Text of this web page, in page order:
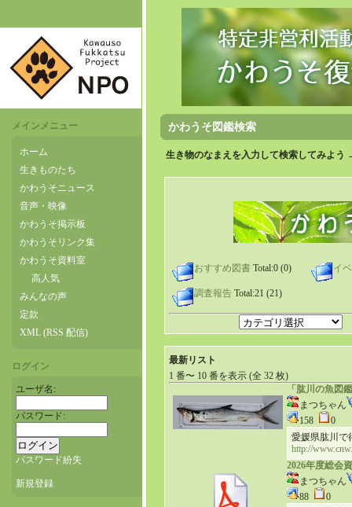
メインメニュー
ホーム
生きものたち
かわうそニュース
音声・映像
かわうそ掲示板
かわうそリンク集
かわうそ資料室
高人気
みんなの声
定款
XML (RSS 配信)
ログイン
ユーザ名:
パスワード:
パスワード紛失
新規登録
かわうそ図鑑検索
生き物のなまえを入力して検索してみよう
おすすめ図書 Total:0 (0) イ
調査報告 Total:21 (21)
最新リスト
1 番〜 10 番を表示 (全 32 枚)
「肱川の魚図
まつちゃん
158
0
愛媛県肱川で
http://
2026年度総会
まつちゃん
88
0